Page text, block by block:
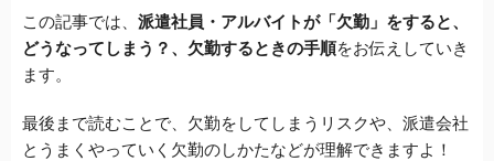
この記事では、 派遣社員・アルバイトが「欠勤」をすると、
どうなってしまう？、欠勤するときの手順をお伝えしていき
ます。
最後まで読むことで、欠勤をしてしまうリスクや、派遣会社
とうまくやっていく欠勤のしかたなどが理解できますよ！